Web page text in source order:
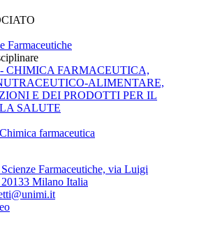
Farmaceutiche
CHIMICA FARMACEUTICA,
ALIMENTARE,
E DEI PRODOTTI PER IL
SALUTE
farmaceutica
Farmaceutiche, via Luigi
Milano Italia